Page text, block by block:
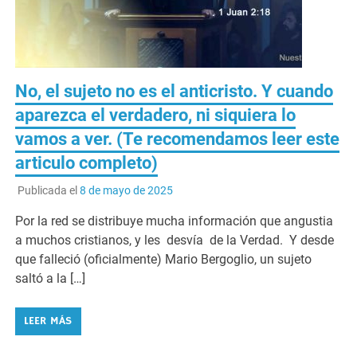
No, el sujeto no es el anticristo. Y cuando
aparezca el verdadero, ni siquiera lo
vamos a ver. (Te recomendamos leer este
articulo completo)
Publicada el 8 de mayo de 2025
Por la red se distribuye mucha información que angustia
a muchos cristianos, y les desvía de la Verdad. Y desde
que falleció (oficialmente) Mario Bergoglio, un sujeto
saltó a la […]
LEER MÁS